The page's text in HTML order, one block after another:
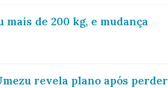
de 200 kg, e mudança
revela plano após perder